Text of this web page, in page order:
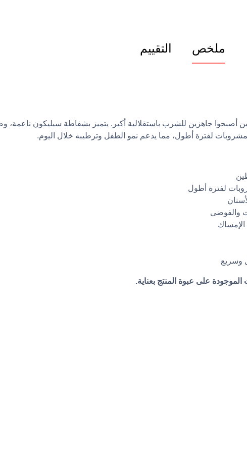
ملخص التقييم
أصبحوا جاهزين للشرب باستقلالية أكبر. يتميز بشفاطة سيليكون ناعمة،
لفترة أطول، مما يدعم نمو الطفل وترطيبه خلال اليوم.
لفترة أطول
والفوضى
وسريع
على عبوة المنتج بعناية.